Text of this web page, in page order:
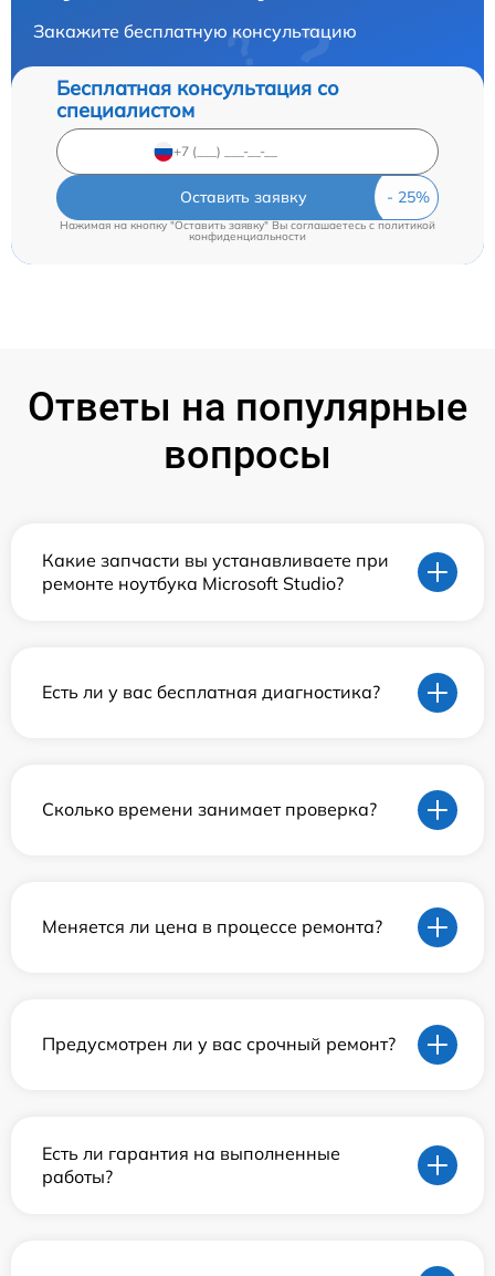
Закажите бесплатную консультацию
Бесплатная консультация со
специалистом
Оставить заявку
Нажимая на кнопку "Оставить заявку" Вы соглашаетесь cполитикой
конфиденциальности
Ответы на популярные
вопросы
Какие запчасти вы устанавливаете при
ремонте ноутбука Microsoft Studio?
Есть ли у вас бесплатная диагностика?
Сколько времени занимает проверка?
Меняется ли цена в процессе ремонта?
Предусмотрен ли у вас срочный ремонт?
Есть ли гарантия на выполненные
работы?